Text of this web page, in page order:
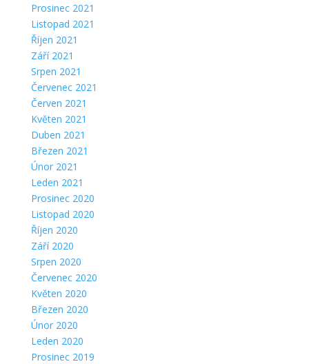
Prosinec 2021
Listopad 2021
Říjen 2021
Září 2021
Srpen 2021
Červenec 2021
Červen 2021
Květen 2021
Duben 2021
Březen 2021
Únor 2021
Leden 2021
Prosinec 2020
Listopad 2020
Říjen 2020
Září 2020
Srpen 2020
Červenec 2020
Květen 2020
Březen 2020
Únor 2020
Leden 2020
Prosinec 2019